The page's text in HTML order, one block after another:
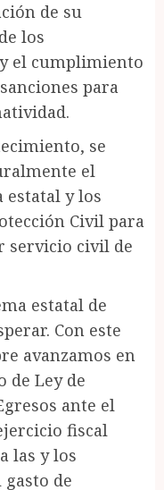
de su
los
el cumplimiento
para
se
el
y los
Civil para
servicio civil de
estatal de
Con este
avanzamos en
de Ley de
ante el
fiscal
las y los
de